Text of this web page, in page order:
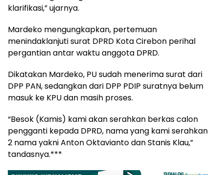
klarifikasi,” ujarnya.
Mardeko mengungkapkan, pertemuan
menindaklanjuti surat DPRD Kota Cirebon perihal
pergantian antar waktu anggota DPRD.
Dikatakan Mardeko, PU sudah menerima surat dari
DPP PAN, sedangkan dari DPP PDIP suratnya belum
masuk ke KPU dan masih proses.
“Besok (Kamis) kami akan serahkan berkas calon
pengganti kepada DPRD, nama yang kami serahkan
2 nama yakni Anton Oktavianto dan Stanis Klau,”
tandasnya.***